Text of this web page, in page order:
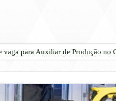
vaga para Auxiliar de Produção no